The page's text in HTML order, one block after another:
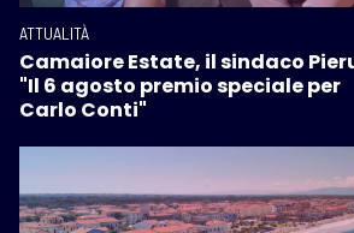
ATTUALITÀ
Camaiore Estate, il sindaco
"Il 6 agosto premio speciale per
Carlo Conti"